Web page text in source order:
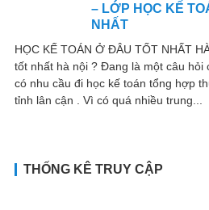
– LỚP HỌC KẾ
NHẤT
HỌC KẾ TOÁN Ở ĐÂU TỐT NHẤT
tốt nhất hà nội ? Đang là một câu hỏi
có nhu cầu đi học kế toán tổng hợp
tỉnh lân cận . Vì có quá nhiều trung...
THỐNG KÊ TRUY CẬP